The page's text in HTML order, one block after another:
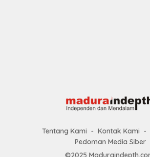
Tentang Kami Kontak Kami
Pedoman Media Siber
©2025